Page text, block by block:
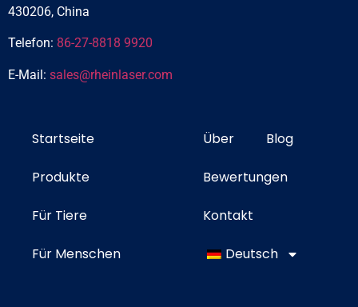
430206, China
Telefon: 86-27-8818 9920
E-Mail: sales@rheinlaser.com
Startseite
Produkte
Für Tiere
Für Menschen
Über Blog
Bewertungen
Kontakt
Deutsch